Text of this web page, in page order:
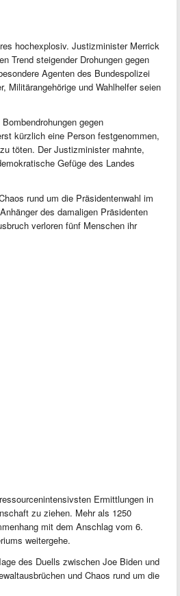
hochexplosiv. Justizminister Merrick
Trend steigender Drohungen gegen
Agenten des Bundespolizei
Militärangehörige und Wahlhelfer seien
gegen
kürzlich eine Person festgenommen,
töten. Der Justizminister mahnte,
Gefüge des Landes
rund um die Präsidentenwahl im
des damaligen Präsidenten
verloren fünf Menschen ihr
Ermittlungen in
zu ziehen. Mehr als 1250
mit dem Anschlag vom 6.
weitergehe.
des Duells zwischen Joe Biden und
und Chaos rund um die